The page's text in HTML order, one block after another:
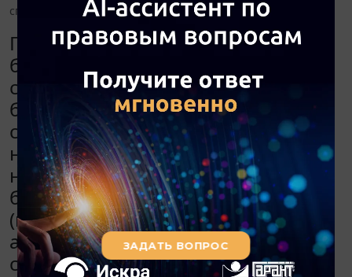
спонсоров средства)?
Планируется создание
благотворительного фонда. В
случае поступления
благотворительных взносов от
спонсоров будут ли они облагаться
налогами? Каковы особенности
налогообложения
благотворительного фонда
(например, при приобретении
автомобиля на полученные от
спонсоров средства)?